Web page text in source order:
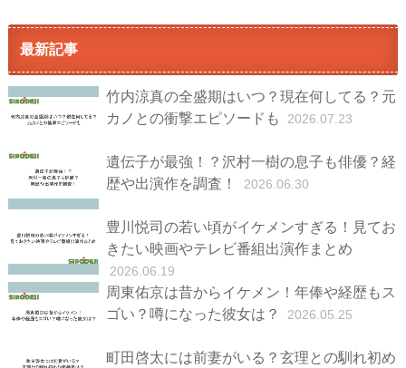
最新記事
竹内涼真の全盛期はいつ？現在何してる？元
カノとの衝撃エピソードも
2026.07.23
遺伝子が最強！？沢村一樹の息子も俳優？経
歴や出演作を調査！
2026.06.30
豊川悦司の若い頃がイケメンすぎる！見てお
きたい映画やテレビ番組出演作まとめ
2026.06.19
周東佑京は昔からイケメン！年俸や経歴もス
ゴい？噂になった彼女は？
2026.05.25
町田啓太には前妻がいる？玄理との馴れ初め